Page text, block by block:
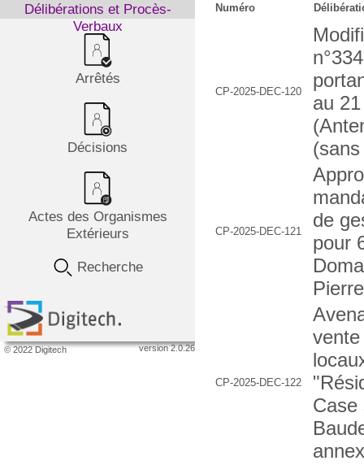
Délibérations et Procès-
Verbaux
Arrêtés
Décisions
Actes des Organismes
Extérieurs
Recherche
© 2022 Digitech version 2.0.26
Numéro
CP-2025-DEC-120
au
CP-2025-DEC-121
de
pour
CP-2025-DEC-122
Case